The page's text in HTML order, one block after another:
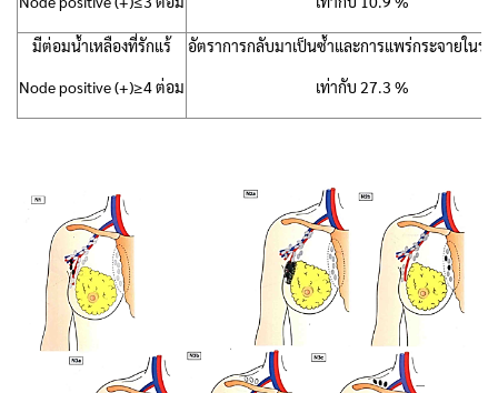
มีต่อมน้ำเหลืองที่รักแร้
Node positive (+)≥4 ต่อม
อัตราการกลับมาเป็นซ้ำและการแพร่กระจายในระ
เท่ากับ 27.3 %